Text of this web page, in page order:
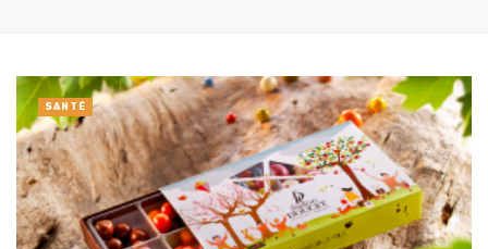
SANTÉ